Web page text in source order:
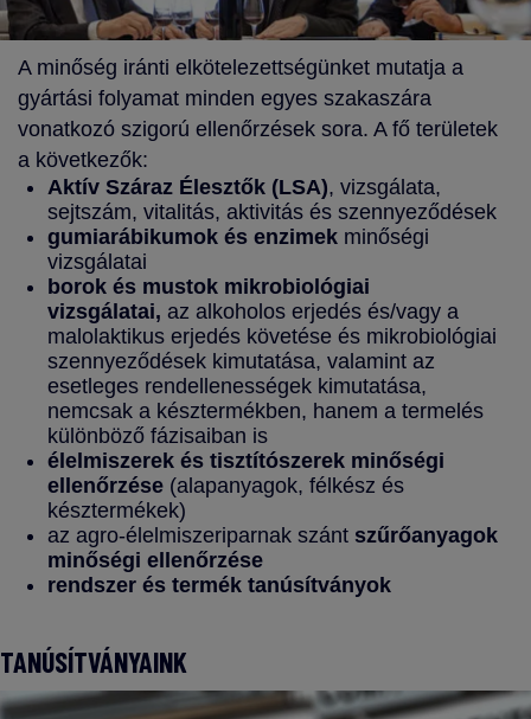
A minőség iránti elkötelezettségünket mutatja a
gyártási folyamat minden egyes szakaszára
vonatkozó szigorú ellenőrzések sora. A fő területek
a következők:
Aktív Száraz Élesztők (LSA), vizsgálata,
sejtszám, vitalitás, aktivitás és szennyeződések
gumiarábikumok és enzimek minőségi
vizsgálatai
borok és mustok mikrobiológiai
vizsgálatai, az alkoholos erjedés és/vagy a
malolaktikus erjedés követése és mikrobiológiai
szennyeződések kimutatása, valamint az
esetleges rendellenességek kimutatása,
nemcsak a késztermékben, hanem a termelés
különböző fázisaiban is
élelmiszerek és tisztítószerek minőségi
ellenőrzése (alapanyagok, félkész és
késztermékek)
az agro-élelmiszeriparnak szánt szűrőanyagok
minőségi ellenőrzése
rendszer és termék tanúsítványok
TANÚSÍTVÁNYAINK